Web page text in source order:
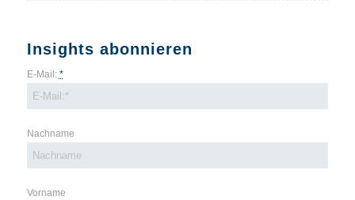
Insights abonnieren
E-Mail: *
Nachname
Vorname